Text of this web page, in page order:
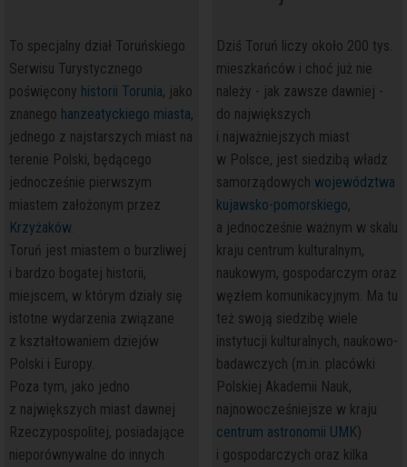
To specjalny dział Toruńskiego
Serwisu Turystycznego
poświęcony historii Torunia, jako
znanego hanzeatyckiego miasta,
jednego z najstarszych miast na
terenie Polski, będącego
jednocześnie pierwszym
miastem założonym przez
Krzyżaków.
Toruń jest miastem o burzliwej
i bardzo bogatej historii,
miejscem, w którym działy się
istotne wydarzenia związane
z kształtowaniem dziejów
Polski i Europy.
Poza tym, jako jedno
z największych miast dawnej
Rzeczypospolitej, posiadające
nieporównywalne do innych
Dziś Toruń liczy około 200 tys.
mieszkańców i choć już nie
należy - jak zawsze dawniej -
do największych
i najważniejszych miast
w Polsce, jest siedzibą władz
samorządowych województwa
kujawsko-pomorskiego,
a jednocześnie ważnym w skalu
kraju centrum kulturalnym,
naukowym, gospodarczym oraz
węzłem komunikacyjnym. Ma tu
też swoją siedzibę wiele
instytucji kulturalnych, naukowo-
badawczych (m.in. placówki
Polskiej Akademii Nauk,
najnowocześniejsze w kraju
centrum astronomii UMK)
i gospodarczych oraz kilka